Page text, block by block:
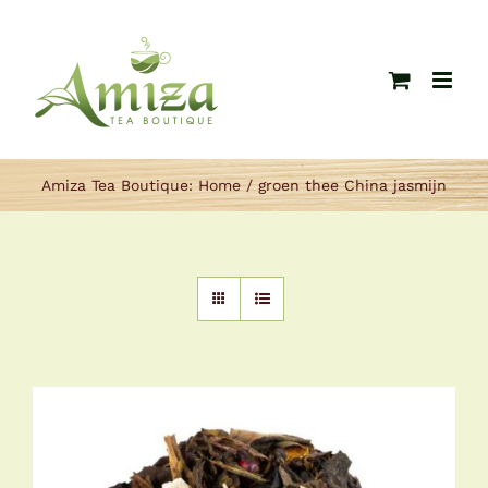
Amiza Tea Boutique: Home groen thee China jasmijn